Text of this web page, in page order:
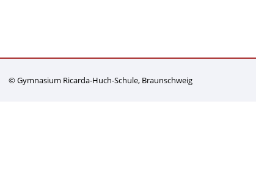
© Gymnasium Ricarda-Huch-Schule, Braunschweig